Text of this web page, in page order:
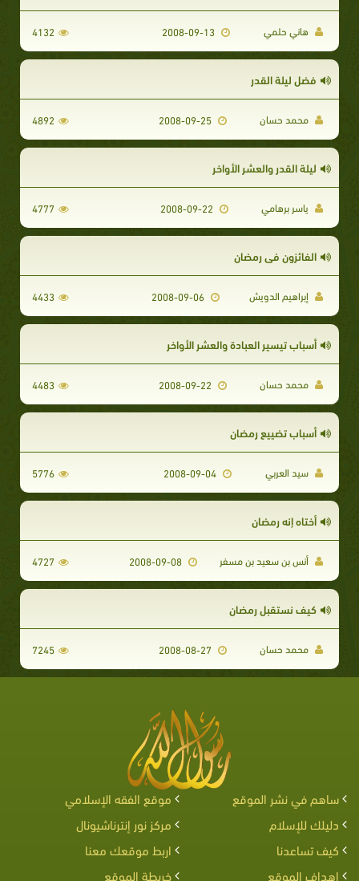
هاني حلمي 4132
فضل ليلة القدر
محمد حسان 4892
ليلة القدر والعشر الأواخر
ياسر برهامي 4777
الفائزون في رمضان
إبراهيم الدويش 2008-09-06
4433
أسباب تيسير العبادة والعشر الأواخر
محمد حسان 4483
أسباب تضييع رمضان
سيد العربي 2008-09-04
5776
أختاه إنه رمضان
أنس بن سعيد بن مسفر 2008-09-08
4727
كيف نستقبل رمضان
محمد حسان 7245
ساهم في نشر الموقع
موقع الفقه الإسلامي
دليلك للإسلام
مركز نور إنترناشيونال
كيف تساعدنا
اربط موقعك معنا
اهداف الموقع
خريطة الموقع